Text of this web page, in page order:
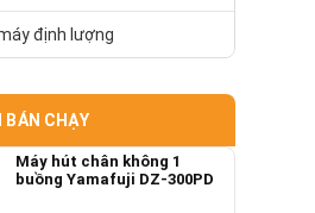
định lượng
BÁN CHẠY
Máy hút chân không 1
buồng Yamafuji DZ-300PD